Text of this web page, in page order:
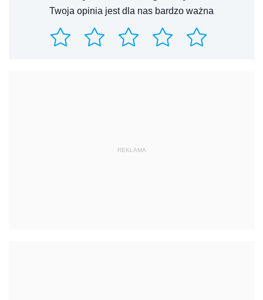
Twoja opinia jest dla nas bardzo ważna
REKLAMA